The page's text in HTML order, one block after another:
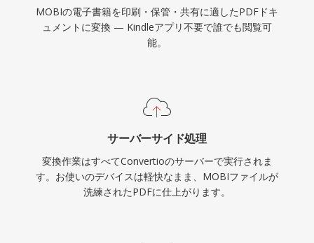
MOBIの電子書籍を印刷・保管・共有に適したPDFドキ
ュメントに変換 — Kindleアプリ不要で誰でも閲覧可
能。
サーバーサイド処理
変換作業はすべてConvertioのサーバーで実行されま
す。お使いのデバイスは軽快なまま、MOBIファイルが
洗練されたPDFに仕上がります。